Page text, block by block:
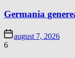
Germania
august 7, 2026
6